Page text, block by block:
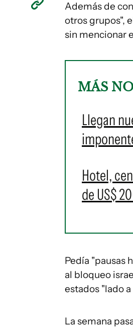
Además de
otros grupos",
sin mencionar
MÁS
Llegan
Hotel,
de US$
Pedía "pausas
al bloqueo
estados "lado a
La semana